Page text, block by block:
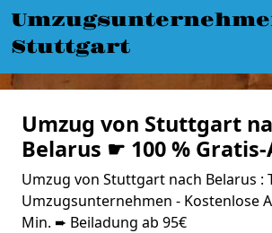
Stuttgart
Umzug von Stuttgart
Belarus ☛ 100 %
Umzug von Stuttgart nach Belarus :
Umzugsunternehmen - Kostenlose
Min. ➨ Beiladung ab 95€